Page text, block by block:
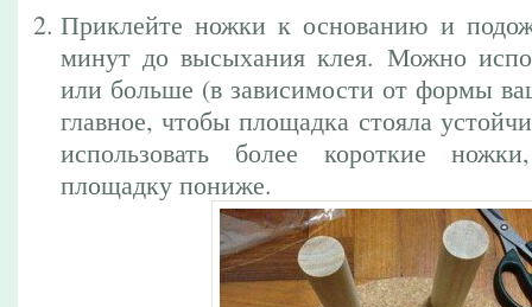
Приклейте ножки к основанию и
минут до высыхания клея. Можно
или больше (в зависимости от формы
главное, чтобы площадка стояла
использовать более короткие
площадку пониже.